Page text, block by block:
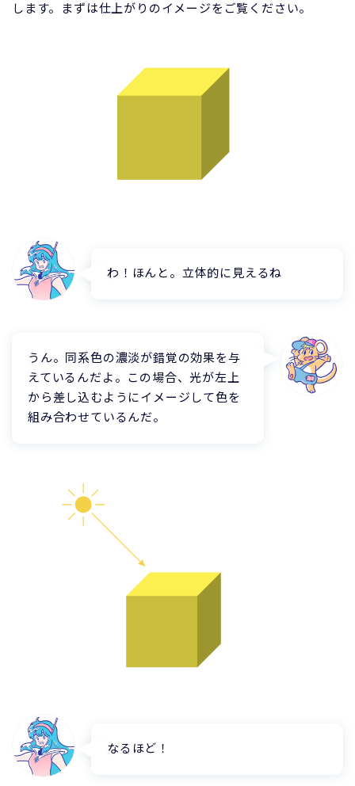
します。まずは仕上がりのイメージをご覧ください。
わ！ほんと。立体的に見えるね
うん。同系色の濃淡が錯覚の効果を与
えているんだよ。この場合、光が左上
から差し込むようにイメージして色を
組み合わせているんだ。
なるほど！